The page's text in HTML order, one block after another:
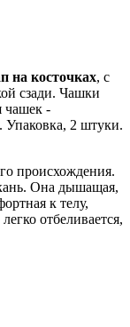
на косточках, с
сзади. Чашки
чашек -
Упаковка, 2 штуки.
происхождения.
Она дышащая,
к телу,
отбеливается,